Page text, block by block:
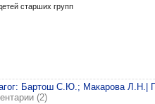
старших групп
Бартош С.Ю.; Макарова Л.Н.|
(2)